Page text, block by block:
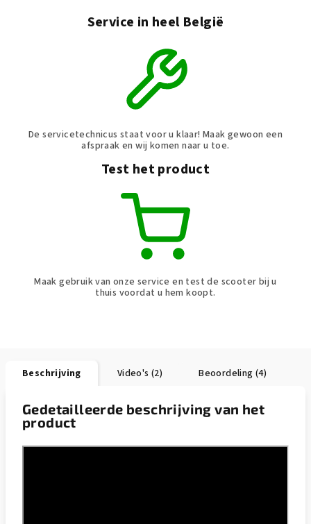
Service in heel België
De servicetechnicus staat voor u klaar! Maak gewoon een
afspraak en wij komen naar u toe.
Test het product
Maak gebruik van onze service en test de scooter bij u
thuis voordat u hem koopt.
Beschrijving Video's (2) Beoordeling (4)
Gedetailleerde beschrijving van het
product